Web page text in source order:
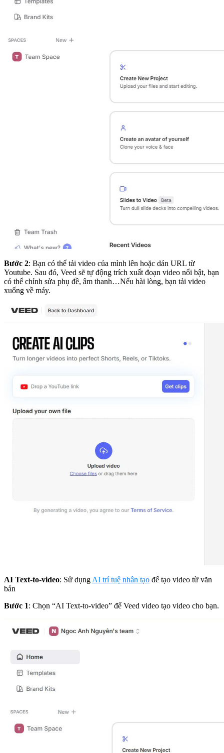
Bước 2: Bạn có thể tải video của mình lên hoặc dán URL từ
Youtube. Sau đó, Veed sẽ tự động trích xuất đoạn video nổi bật, bạn
có thể chỉnh sửa phụ đề, âm thanh…Nếu hài lòng, bạn tải video
xuống về máy.
AI Text-to-video: Sử dụng AI trí tuệ nhân tạo để tạo video từ văn
bản
Bước 1: Chọn “AI Text-to-video” để Veed video tạo video cho bạn.